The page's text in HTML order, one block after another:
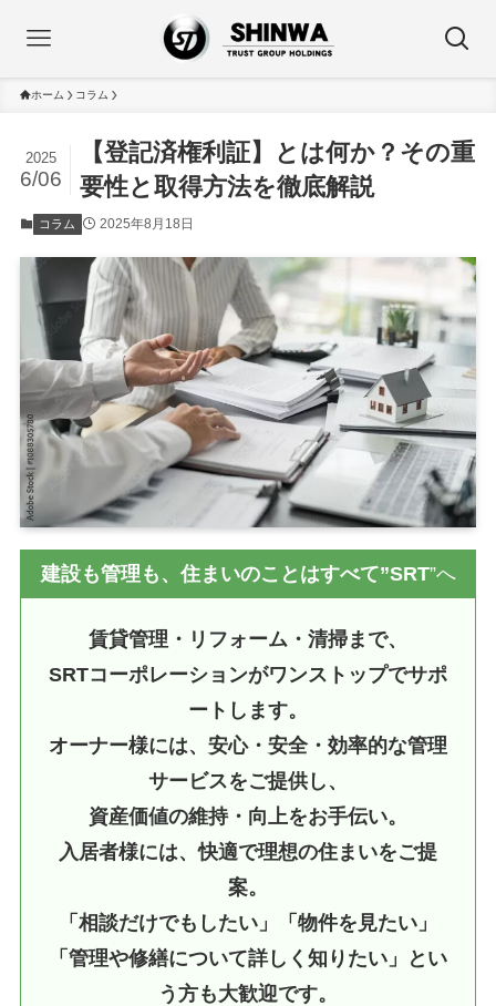
ホーム コラム
【登記済権利証】とは何か？その重
要性と取得方法を徹底解説
2025
6/06
コラム 2025年8月18日
建設も管理も、住まいのことはすべて”SRT”へ
賃貸管理・リフォーム・清掃まで、
SRTコーポレーションがワンストップでサポ
ートします。
オーナー様には、安心・安全・効率的な管理
サービスをご提供し、
資産価値の維持・向上をお手伝い。
入居者様には、快適で理想の住まいをご提
案。
「相談だけでもしたい」「物件を見たい」
「管理や修繕について詳しく知りたい」とい
う方も大歓迎です。